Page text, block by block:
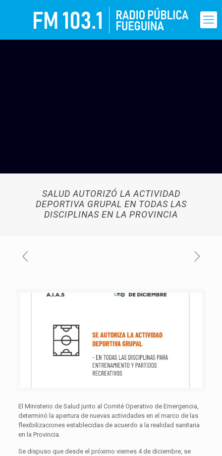
SALUD AUTORIZÓ LA ACTIVIDAD
DEPORTIVA GRUPAL EN TODAS LAS
DISCIPLINAS EN LA PROVINCIA
El Ministerio de Salud junto al Comité Operativo de Emergencia,
determinó la apertura de nuevas actividades en el marco de las
flexibilizaciones establecidas de acuerdo a la realidad sanitaria
en la Provincia.
Se dispuso que desde el próximo viernes 4 de diciembre, se